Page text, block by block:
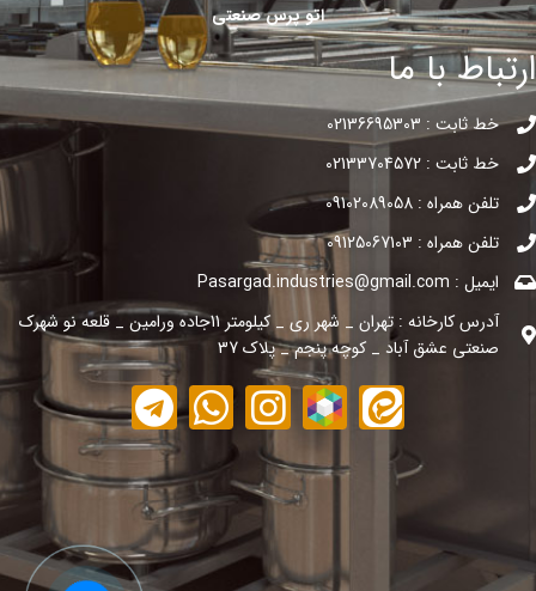
اتو پرس صنعتی
ارتباط با ما
خط ثابت : 02136695303
خط ثابت : 02133704572
تلفن همراه : 09102089058
تلفن همراه : 09125067103
ایمیل : Pasargad.industries@gmail.com
آدرس کارخانه : تهران _ شهر ری _ کیلومتر 11جاده ورامین _ قلعه نو شهرک
صنعتی عشق آباد _ کوچه پنجم _ پلاک 37